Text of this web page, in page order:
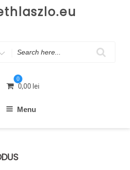
0
0,00 lei
Menu